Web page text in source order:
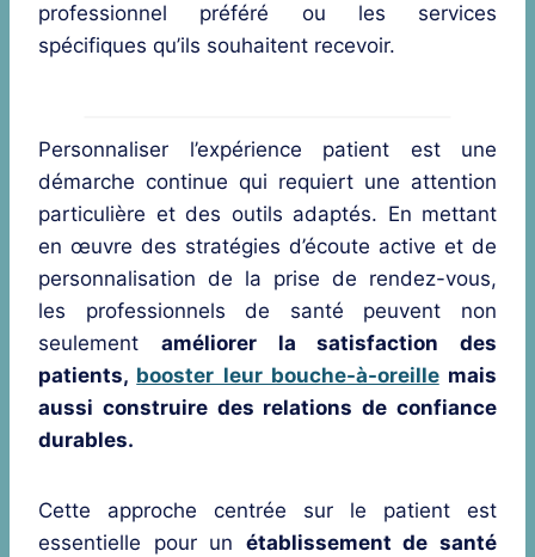
professionnel préféré ou les services
spécifiques qu’ils souhaitent recevoir.
Personnaliser l’expérience patient est une
démarche continue qui requiert une attention
particulière et des outils adaptés. En mettant
en œuvre des stratégies d’écoute active et de
personnalisation de la prise de rendez-vous,
les professionnels de santé peuvent non
seulement améliorer la satisfaction des
patients, booster leur bouche-à-oreillemais
aussi construire des relations de confiance
durables.
Cette approche centrée sur le patient est
essentielle pour un établissement de santé